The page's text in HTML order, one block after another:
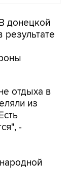
донецкой
результате
отдыха в
из
-